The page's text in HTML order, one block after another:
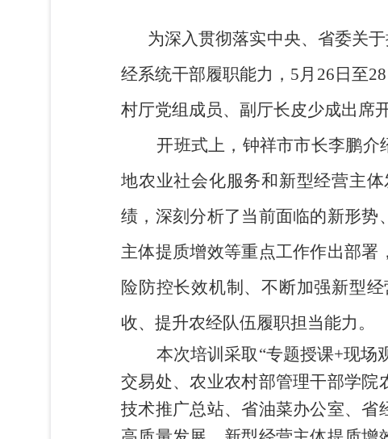
为深入贯彻落实中央、省委关于
经系统干部履职能力， 5 月 26 日至28
村厅党组成员、副厅长皮少成出席
开班式上，钟祥市市长李鹏介
地农业社会化服务和新型经营主
绩，深刻分析了当前面临的新形
主体提质增效等重点工作作出部署
险防控长效机制、不断加强新型
收、提升农经队伍履职担当能力。
本次培训采取 “专题授课+现场
交易处、农业农村部管理干部学院
技术推广总站、省油菜办公室、省